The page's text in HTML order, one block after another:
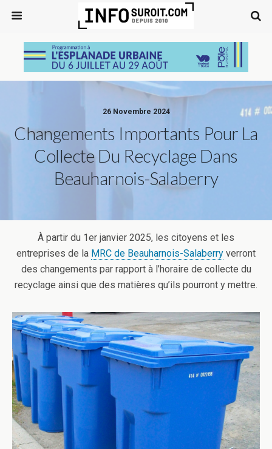
26 Novembre 2024
Changements Importants Pour La
Collecte Du Recyclage Dans
Beauharnois-Salaberry
À partir du 1er janvier 2025, les citoyens et les
entreprises de la MRC de Beauharnois-Salaberry verront
des changements par rapport à l’horaire de collecte du
recyclage ainsi que des matières qu’ils pourront y mettre.